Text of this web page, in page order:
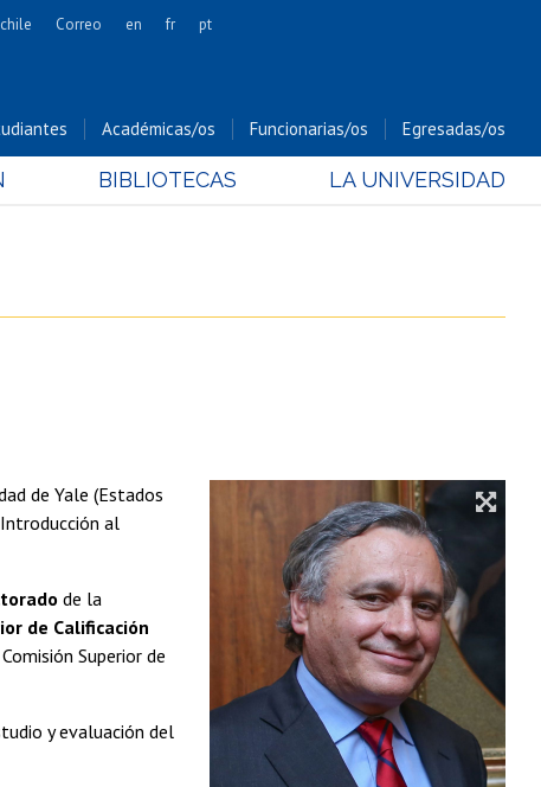
Cs. Forestales y Conservación
Cs. Sociales
Correo en fr pt
Académicas/os Funcionarias/os Egresadas/os
BIBLIOTECAS LA UNIVERSIDAD
de Yale (Estados
al
de la
de Calificación
Superior de
y evaluación del